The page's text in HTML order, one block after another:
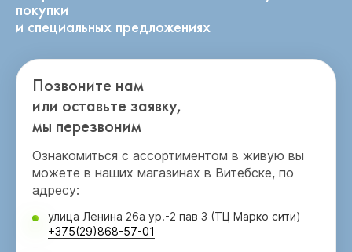
покупки
и специальных предложениях
Позвоните нам
или оставьте заявку,
мы перезвоним
Ознакомиться с ассортиментом в живую вы
можете в наших магазинах в Витебске, по
адресу:
улица Ленина 26а ур.-2 пав 3 (ТЦ Марко сити)
+375(29)868-57-01